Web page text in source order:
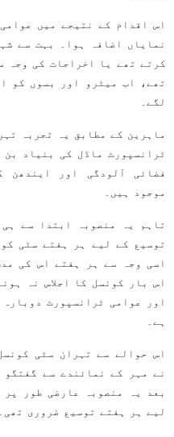
اس اقدام کے نتیجے میں
نمایاں اضافہ ہوا۔ بہت سے
کرتے تھے یا اخراجات کی وجہ
تھے، اب میٹرو اور بسوں کو
لگے۔
ماہرین کے مطابق یہ تجربہ
ٹرانسپورٹ ماڈل کی بنیاد
فضائی آلودگی اور ایندھن
موجود ہیں۔
تاہم یہ منصوبہ ابتدا سے
توسیع کے لیے ہر ہفتے سٹی
اسی وجہ سے ہر ہفتے اس کی
اس بار کونسل کا اجلاس نہ
اور عوامی ٹرانسپورٹ
ہے۔
اس حوالے سے تہران سٹی
نے مہر کے نمائندے سے گفتگو
بعد یہ منصوبہ عارضی طور
لیے ہر ہفتے توسیع ضروری تھی۔